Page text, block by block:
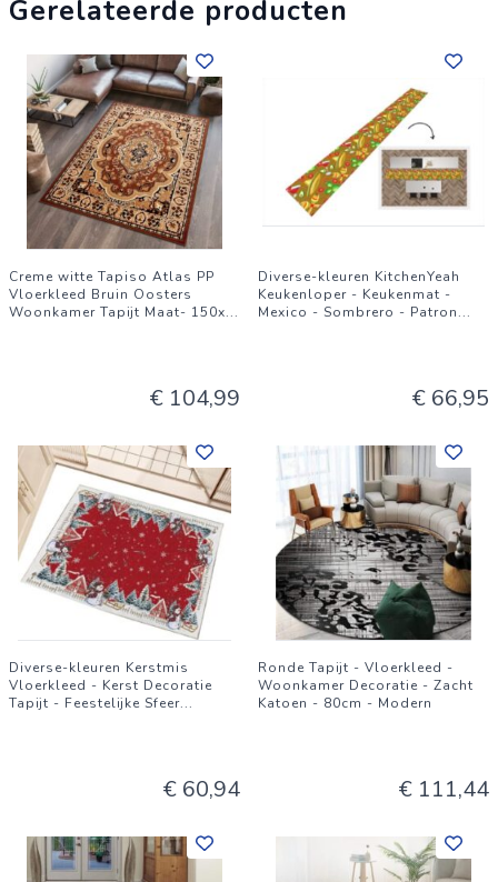
uw muzikale ruimte met dit functionele en decoratieve
drumtapijt.
Gerelateerde producten
Creme witte Tapiso Atlas PP
Vloerkleed Bruin Oosters
Woonkamer Tapijt Maat- 150x...
€ 104,99
Diverse-kleuren KitchenYeah
Keukenloper - Keukenmat -
Mexico - Sombrero - Patron...
€ 66,95
Diverse-kleuren Kerstmis
Vloerkleed - Kerst Decoratie
Tapijt - Feestelijke Sfeer...
€ 60,94
Ronde Tapijt - Vloerkleed -
Woonkamer Decoratie - Zacht
Katoen - 80cm - Modern
€ 111,44